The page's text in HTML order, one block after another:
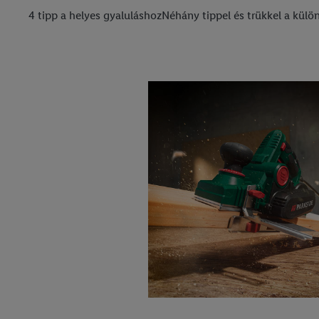
4 tipp a helyes gyaluláshozNéhány tippel és trükkel a